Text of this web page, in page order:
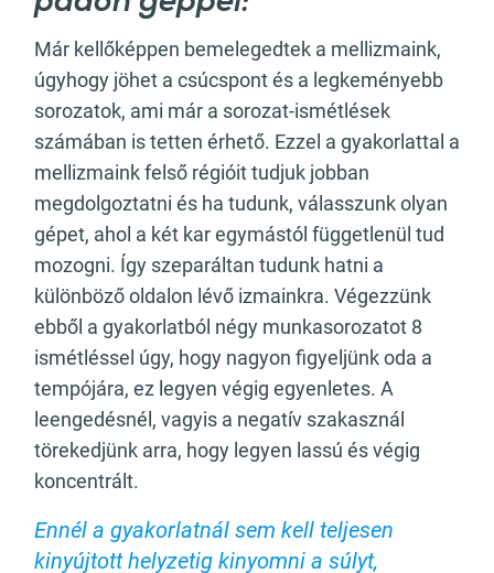
Már kellőképpen bemelegedtek a mellizmaink,
úgyhogy jöhet a csúcspont és a legkeményebb
sorozatok, ami már a sorozat-ismétlések
számában is tetten érhető. Ezzel a gyakorlattal a
mellizmaink felső régióit tudjuk jobban
megdolgoztatni és ha tudunk, válasszunk olyan
gépet, ahol a két kar egymástól függetlenül tud
mozogni. Így szeparáltan tudunk hatni a
különböző oldalon lévő izmainkra. Végezzünk
ebből a gyakorlatból négy munkasorozatot 8
ismétléssel úgy, hogy nagyon figyeljünk oda a
tempójára, ez legyen végig egyenletes. A
leengedésnél, vagyis a negatív szakasznál
törekedjünk arra, hogy legyen lassú és végig
koncentrált.
Ennél a gyakorlatnál sem kell teljesen
kinyújtott helyzetig kinyomni a súlyt,